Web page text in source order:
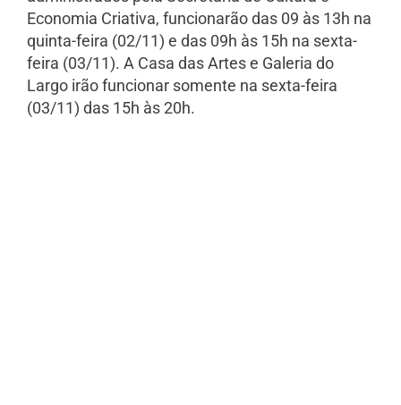
Economia Criativa, funcionarão das 09 às 13h na
quinta-feira (02/11) e das 09h às 15h na sexta-
feira (03/11). A Casa das Artes e Galeria do
Largo irão funcionar somente na sexta-feira
(03/11) das 15h às 20h.